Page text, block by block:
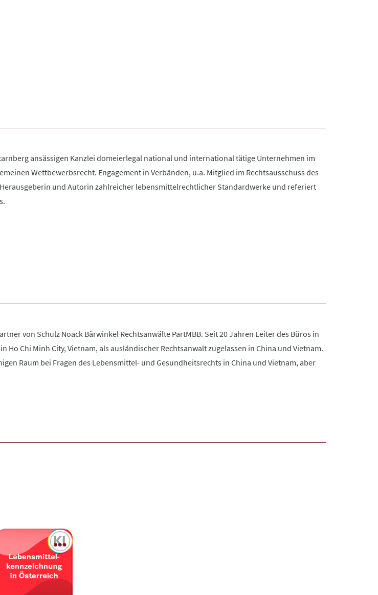
ansässigen Kanzlei domeierlegal national und international tätige Unternehmen im
Wettbewerbsrecht. Engagement in Verbänden, u.a. Mitglied im Rechtsausschuss des
und Autorin zahlreicher lebensmittelrechtlicher Standardwerke und referiert
von Schulz Noack Bärwinkel Rechtsanwälte PartMBB. Seit 20 Jahren Leiter des Büros in
Ho Chi Minh City, Vietnam, als ausländischer Rechtsanwalt zugelassen in China und Vietnam.
Raum bei Fragen des Lebensmittel- und Gesundheitsrechts in China und Vietnam, aber